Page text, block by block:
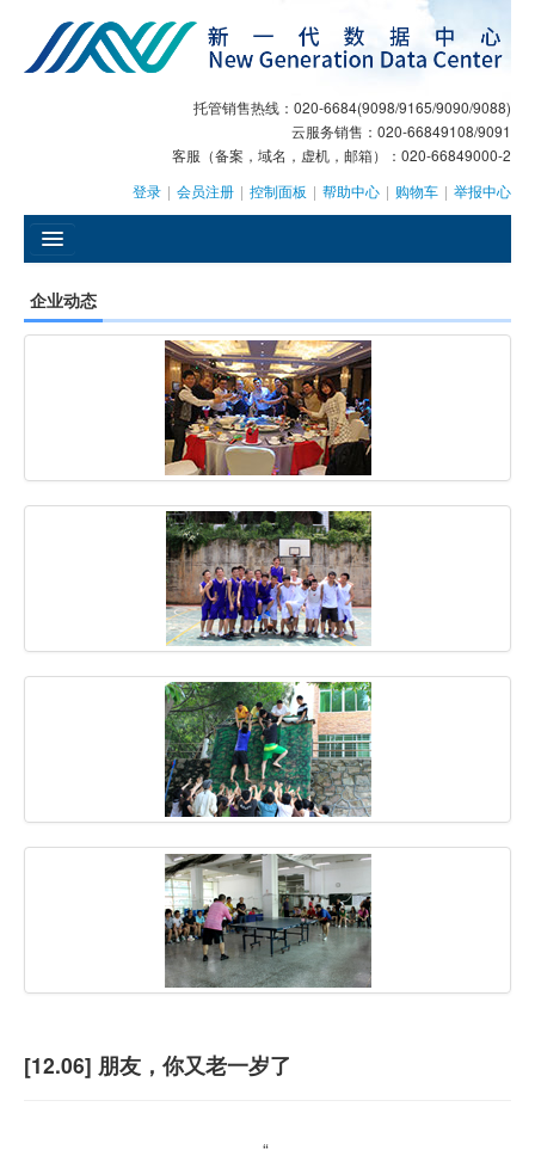
托管销售热线：020-6684(9098/9165/9090/9088)
云服务销售：020-66849108/9091
客服（备案，域名，虚机，邮箱）：020-66849000-2
登录 | 会员注册 | 控制面板 | 帮助中心 | 购物车 | 举报中心
GEO
主机托管
企业动态
[12.06] 朋友，你又老一岁了
“